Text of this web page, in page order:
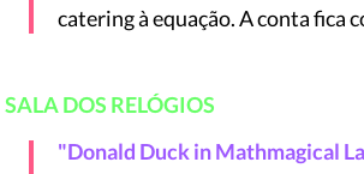
catering à equação. A conta fica
SALA DOS RELÓGIOS
"Donald Duck in Mathmagical